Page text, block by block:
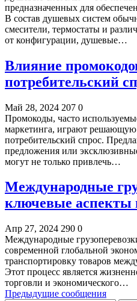
предназначенных для
В состав душевых систем
смесители, термостаты и
от конфигурации, душевые…
Влияние
потребительский
Май 28, 2024 207 0
Промокоды, часто
маркетинга, играют решающую
потребительский спрос.
предложения или
могут не только привлечь…
Международные
ключевые аспекты
Апр 27, 2024 290 0
Международные
современной глобальной
транспортировку товаров
Этот процесс является
торговли и экономического…
Предыдущие сообщения